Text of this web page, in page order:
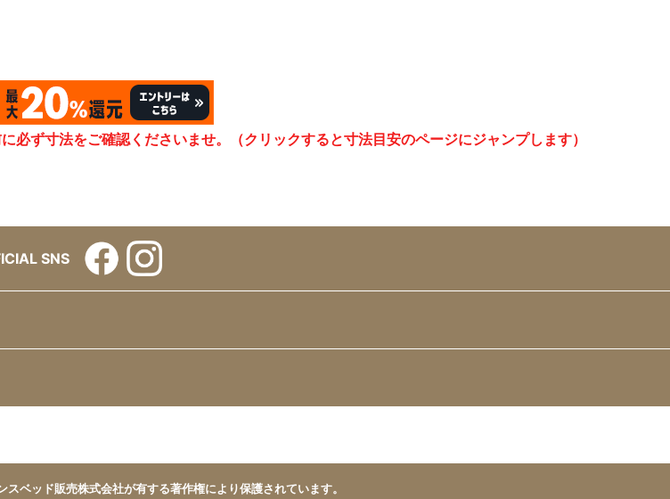
必ず寸法をご確認くださいませ。（クリックすると寸法目安のページにジャンプします）
SNS
ベッド販売株式会社が有する著作権により保護されています。